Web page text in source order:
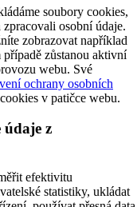
soubory cookies,
osobní údaje.
zobrazovat například
zůstanou aktivní
webu. Své
ochrany osobních
v patičce webu.
z
efektivitu
statistiky, ukládat